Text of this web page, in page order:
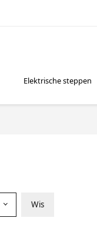
Elektrische steppen
Wis